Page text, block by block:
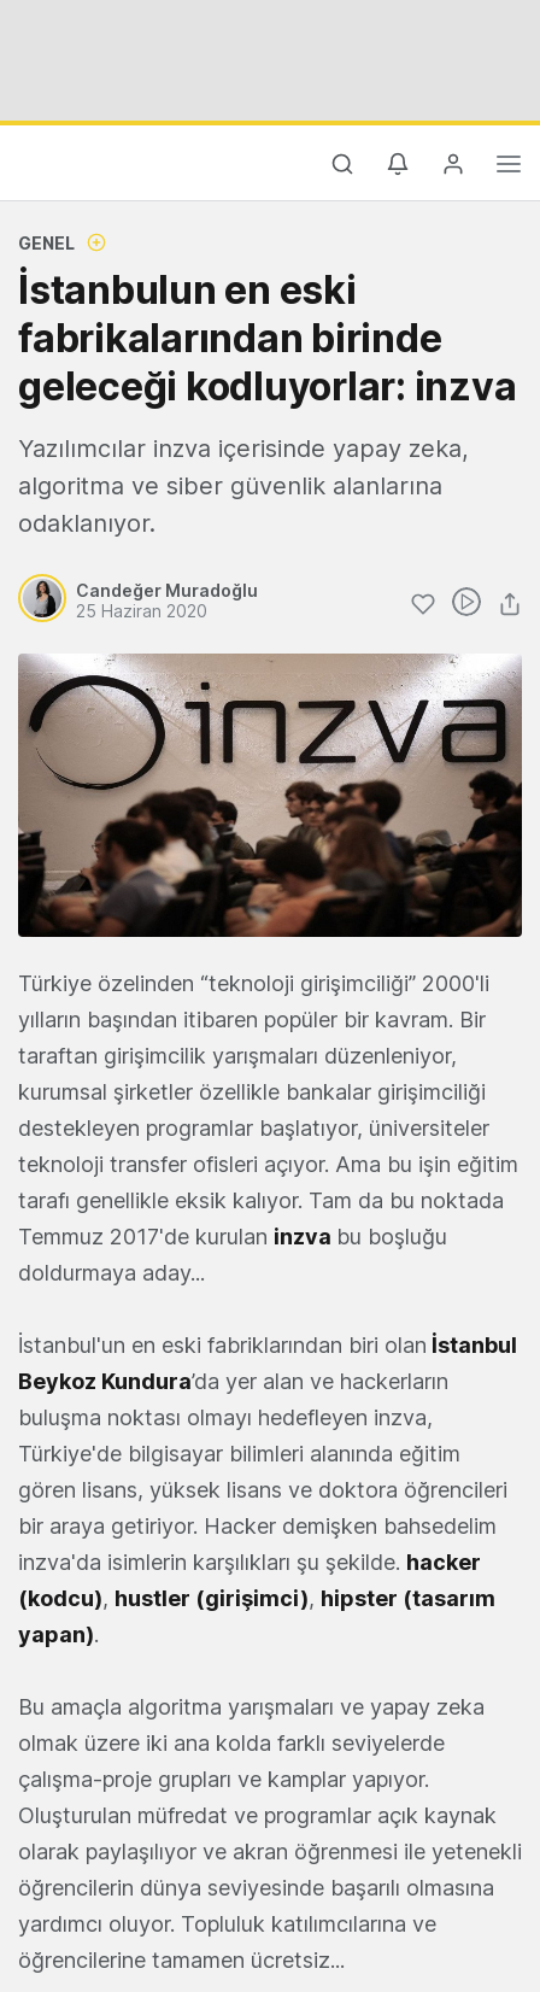
GENEL
İstanbulun en eski
fabrikalarından birinde
geleceği kodluyorlar: inzva
Yazılımcılar inzva içerisinde yapay zeka,
algoritma ve siber güvenlik alanlarına
odaklanıyor.
Candeğer Muradoğlu
25 Haziran 2020
Türkiye özelinden “teknoloji girişimciliği” 2000'li
yılların başından itibaren popüler bir kavram. Bir
taraftan girişimcilik yarışmaları düzenleniyor,
kurumsal şirketler özellikle bankalar girişimciliği
destekleyen programlar başlatıyor, üniversiteler
teknoloji transfer ofisleri açıyor. Ama bu işin eğitim
tarafı genellikle eksik kalıyor. Tam da bu noktada
Temmuz 2017'de kurulan inzva bu boşluğu
doldurmaya aday...
İstanbul'un en eski fabriklarından biri olan İstanbul
Beykoz Kundura’da yer alan ve hackerların
buluşma noktası olmayı hedefleyen inzva,
Türkiye'de bilgisayar bilimleri alanında eğitim
gören lisans, yüksek lisans ve doktora öğrencileri
bir araya getiriyor. Hacker demişken bahsedelim
inzva'da isimlerin karşılıkları şu şekilde. hacker
(kodcu), hustler (girişimci), hipster (tasarım
yapan).
Bu amaçla algoritma yarışmaları ve yapay zeka
olmak üzere iki ana kolda farklı seviyelerde
çalışma-proje grupları ve kamplar yapıyor.
Oluşturulan müfredat ve programlar açık kaynak
olarak paylaşılıyor ve akran öğrenmesi ile yetenekli
öğrencilerin dünya seviyesinde başarılı olmasına
yardımcı oluyor. Topluluk katılımcılarına ve
öğrencilerine tamamen ücretsiz...